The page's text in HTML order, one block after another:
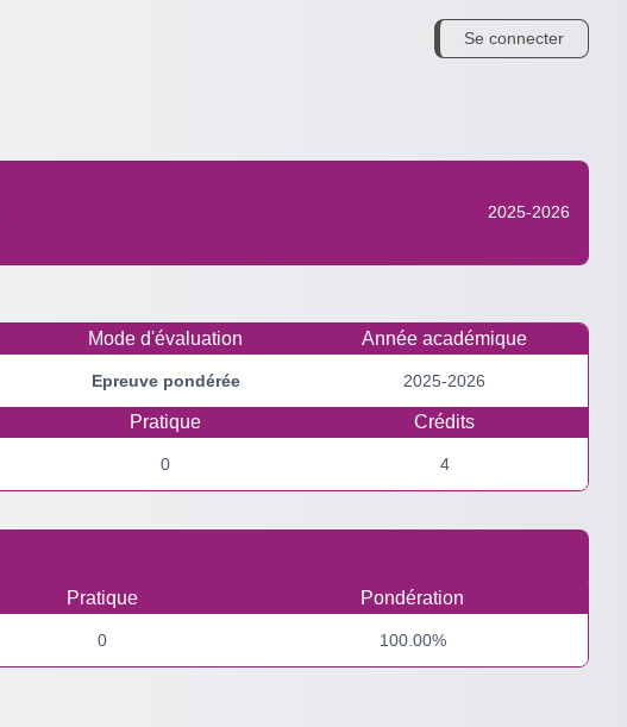
Se connecter
2025-2026
Mode d'évaluation Année académique
Epreuve pondérée 2025-2026
Pratique Crédits
0 4
Pratique Pondération
0 100.00%